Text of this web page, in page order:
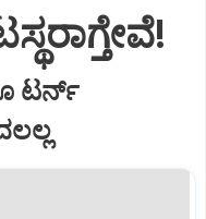
ಟರ್ನ್‌